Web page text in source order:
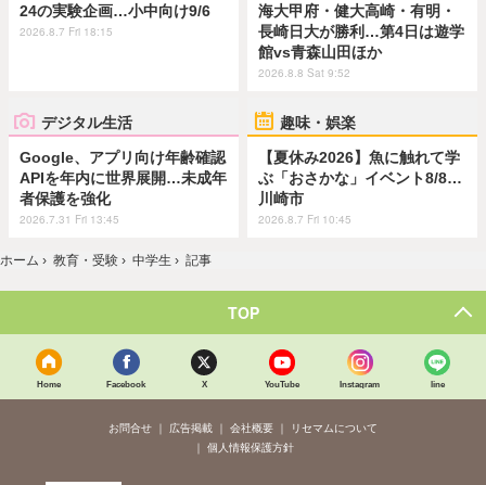
24の実験企画…小中向け9/6
2026.8.7 Fri 18:15
海大甲府・健大高崎・有明・
長崎日大が勝利…第4日は遊学
館vs青森山田ほか
2026.8.8 Sat 9:52
デジタル生活
Google、アプリ向け年齢確認
APIを年内に世界展開…未成年
者保護を強化
2026.7.31 Fri 13:45
趣味・娯楽
【夏休み2026】魚に触れて学
ぶ「おさかな」イベント8/8…
川崎市
2026.8.7 Fri 10:45
ホーム › 教育・受験 › 中学生 › 記事
TOP
Home Facebook X YouTube Instagram line
お問合せ 広告掲載 会社概要
リセマムについて
個人情報保護方針